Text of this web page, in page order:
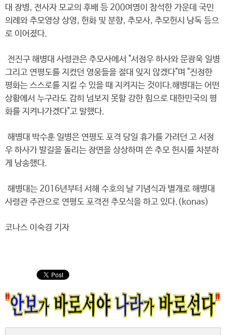
대 장병, 전사자 모교의 후배 등 200여명이 참석한 가운데 국민
의례와 추모영상 상영, 헌화 및 분향, 추모사, 추모헌시 낭독 등으
로 이어졌다.
전진구 해병대 사령관은 추모사에서 "서정우 하사와 문광욱 일병
그리고 연평도를 지켰던 영웅들을 절대 잊지 않겠다"며 "진정한
평화는 스스로를 지킬 수 있을 때 지켜지는 것이다.해병대는 어떤
상황에서 누구라도 감히 넘보지 못할 강한 힘으로 대한민국의 평
화를 지켜나가겠다"고 말했다.
해병대 박수훈 일병은 연평도 포격 당일 휴가를 가려던 고 서정
우 하사가 발길을 돌리는 장면을 상상하며 쓴 추모 헌시를 차분하
게 낭송했다.
해병대는 2016년부터 서해 수호의 날 기념식과 별개로 해병대
사령관 주관으로 연평도 포격전 추모식을 하고 있다.(konas)
코나스 이숙경 기자